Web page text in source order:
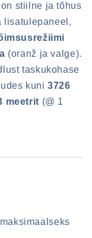
on stiilne ja tõhus
lisatulepaneel,
(oranž ja valge).
taskukohase
kuni3726
meetrit (@ 1
maksimaalseks